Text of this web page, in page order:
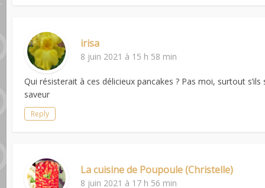
irisa
8 juin 2021 à 15 h 58 min
Qui résisterait à ces délicieux pancakes ? Pas moi, surtout
saveur
Reply
La cuisine de Poupoule (Christelle)
8 juin 2021 à 17 h 56 min